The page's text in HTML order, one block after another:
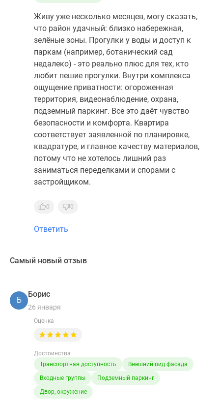
Живу уже несколько месяцев, могу сказать,
что район удачный: близко набережная,
зелёные зоны. Прогулки у воды и доступ к
паркам (например, ботанический сад
недалеко) - это реально плюс для тех, кто
любит пешие прогулки. Внутри комплекса
ощущение приватности: огороженная
территория, видеонаблюдение, охрана,
подземный паркинг. Все это даёт чувство
безопасности и комфорта. Квартира
соответствует заявленной по планировке,
квадратуре, и главное качеству материалов,
потому что не хотелось лишний раз
заниматься переделками и спорами с
застройщиком.
0 0
Ответить
Самый новый отзыв
Б
Борис
26 января
Оценка
Достоинства
Транспортная доступность
Внешний вид фасада
Входные группы
Подземный паркинг
Двор, окружение